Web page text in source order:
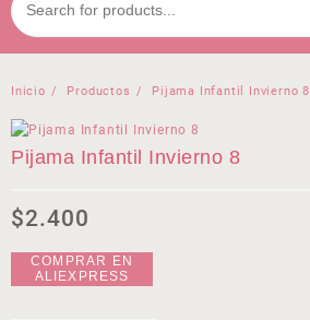
Inicio Productos Pijama Infantil Invierno 8
Pijama Infantil Invierno 8
$2.400
COMPRAR EN
ALIEXPRESS